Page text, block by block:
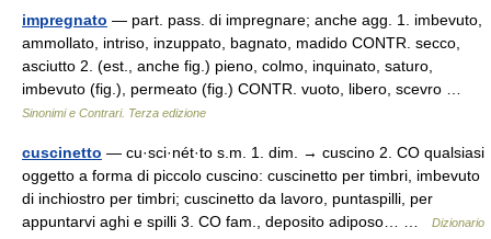
impregnato — part. pass. di impregnare; anche agg. 1. imbevuto,
ammollato, intriso, inzuppato, bagnato, madido CONTR. secco,
asciutto 2. (est., anche fig.) pieno, colmo, inquinato, saturo,
imbevuto (fig.), permeato (fig.) CONTR. vuoto, libero, scevro …
Sinonimi e Contrari. Terza edizione
cuscinetto — cu·sci·nét·to s.m. 1. dim. → cuscino 2. CO qualsiasi
oggetto a forma di piccolo cuscino: cuscinetto per timbri, imbevuto
di inchiostro per timbri; cuscinetto da lavoro, puntaspilli, per
appuntarvi aghi e spilli 3. CO fam., deposito adiposo… …
Dizionario